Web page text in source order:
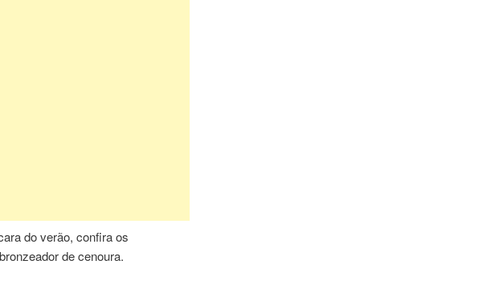
do verão, confira os
de cenoura.